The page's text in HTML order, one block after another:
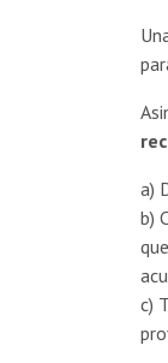
a)
b)
c)